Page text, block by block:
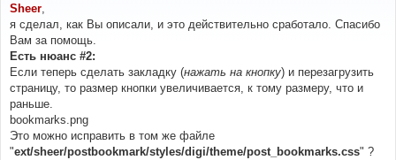
о
б
щ
е
н
и
е
Sheer,
я сделал, как Вы описали, и это действительно сработало. Спасибо
Вам за помощь.
Есть нюанс #2:
Если теперь сделать закладку (нажать на кнопку) и перезагрузить
страницу, то размер кнопки увеличивается, к тому размеру, что и
раньше.
bookmarks.png
Это можно исправить в том же файле
"ext/sheer/postbookmark/styles/digi/theme/post_bookmarks.css" ?